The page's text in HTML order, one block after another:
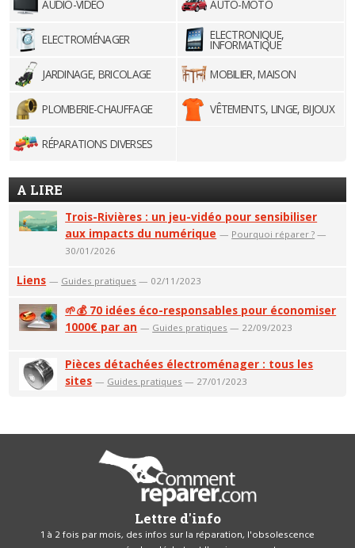
AUDIO-VIDÉO AUTO-MOTO
ELECTROMÉNAGER ELECTRONIQUE,
INFORMATIQUE
JARDINAGE, BRICOLAGE
MOBILIER, MAISON
PLOMBERIE-CHAUFFAGE VÊTEMENTS, LINGE, BIJOUX
RÉPARATIONS DIVERSES
A LIRE
Trois-Rivières : un jeu-vidéo pour sensibiliser
aux impacts du numérique — Pourquoi réparer ? —
30/01/2026
Liens — Guides pratiques — 02/11/2023
🌱💰 70 idées éco-responsables pour économiser
1000€ par an — Guides pratiques — 22/09/2023
Pièces détachées électroménager : tous les
sites — Guides pratiques — 27/01/2023
Lettre d'info
1 à 2 fois par mois, des infos sur la réparation, l'obsolescence